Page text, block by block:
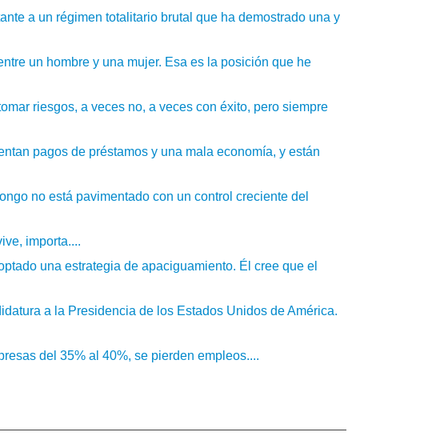
a un régimen totalitario brutal que ha demostrado una y
un hombre y una mujer. Esa es la posición que he
riesgos, a veces no, a veces con éxito, pero siempre
pagos de préstamos y una mala economía, y están
no está pavimentado con un control creciente del
importa....
una estrategia de apaciguamiento. Él cree que el
a la Presidencia de los Estados Unidos de América.
del 35% al 40%, se pierden empleos....